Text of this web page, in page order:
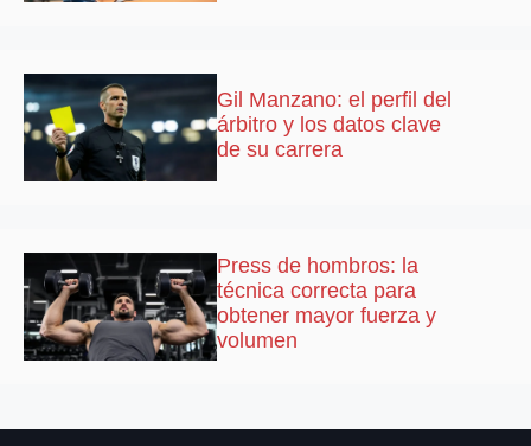
Gil Manzano: el perfil del
árbitro y los datos clave
de su carrera
Press de hombros: la
técnica correcta para
obtener mayor fuerza y
volumen